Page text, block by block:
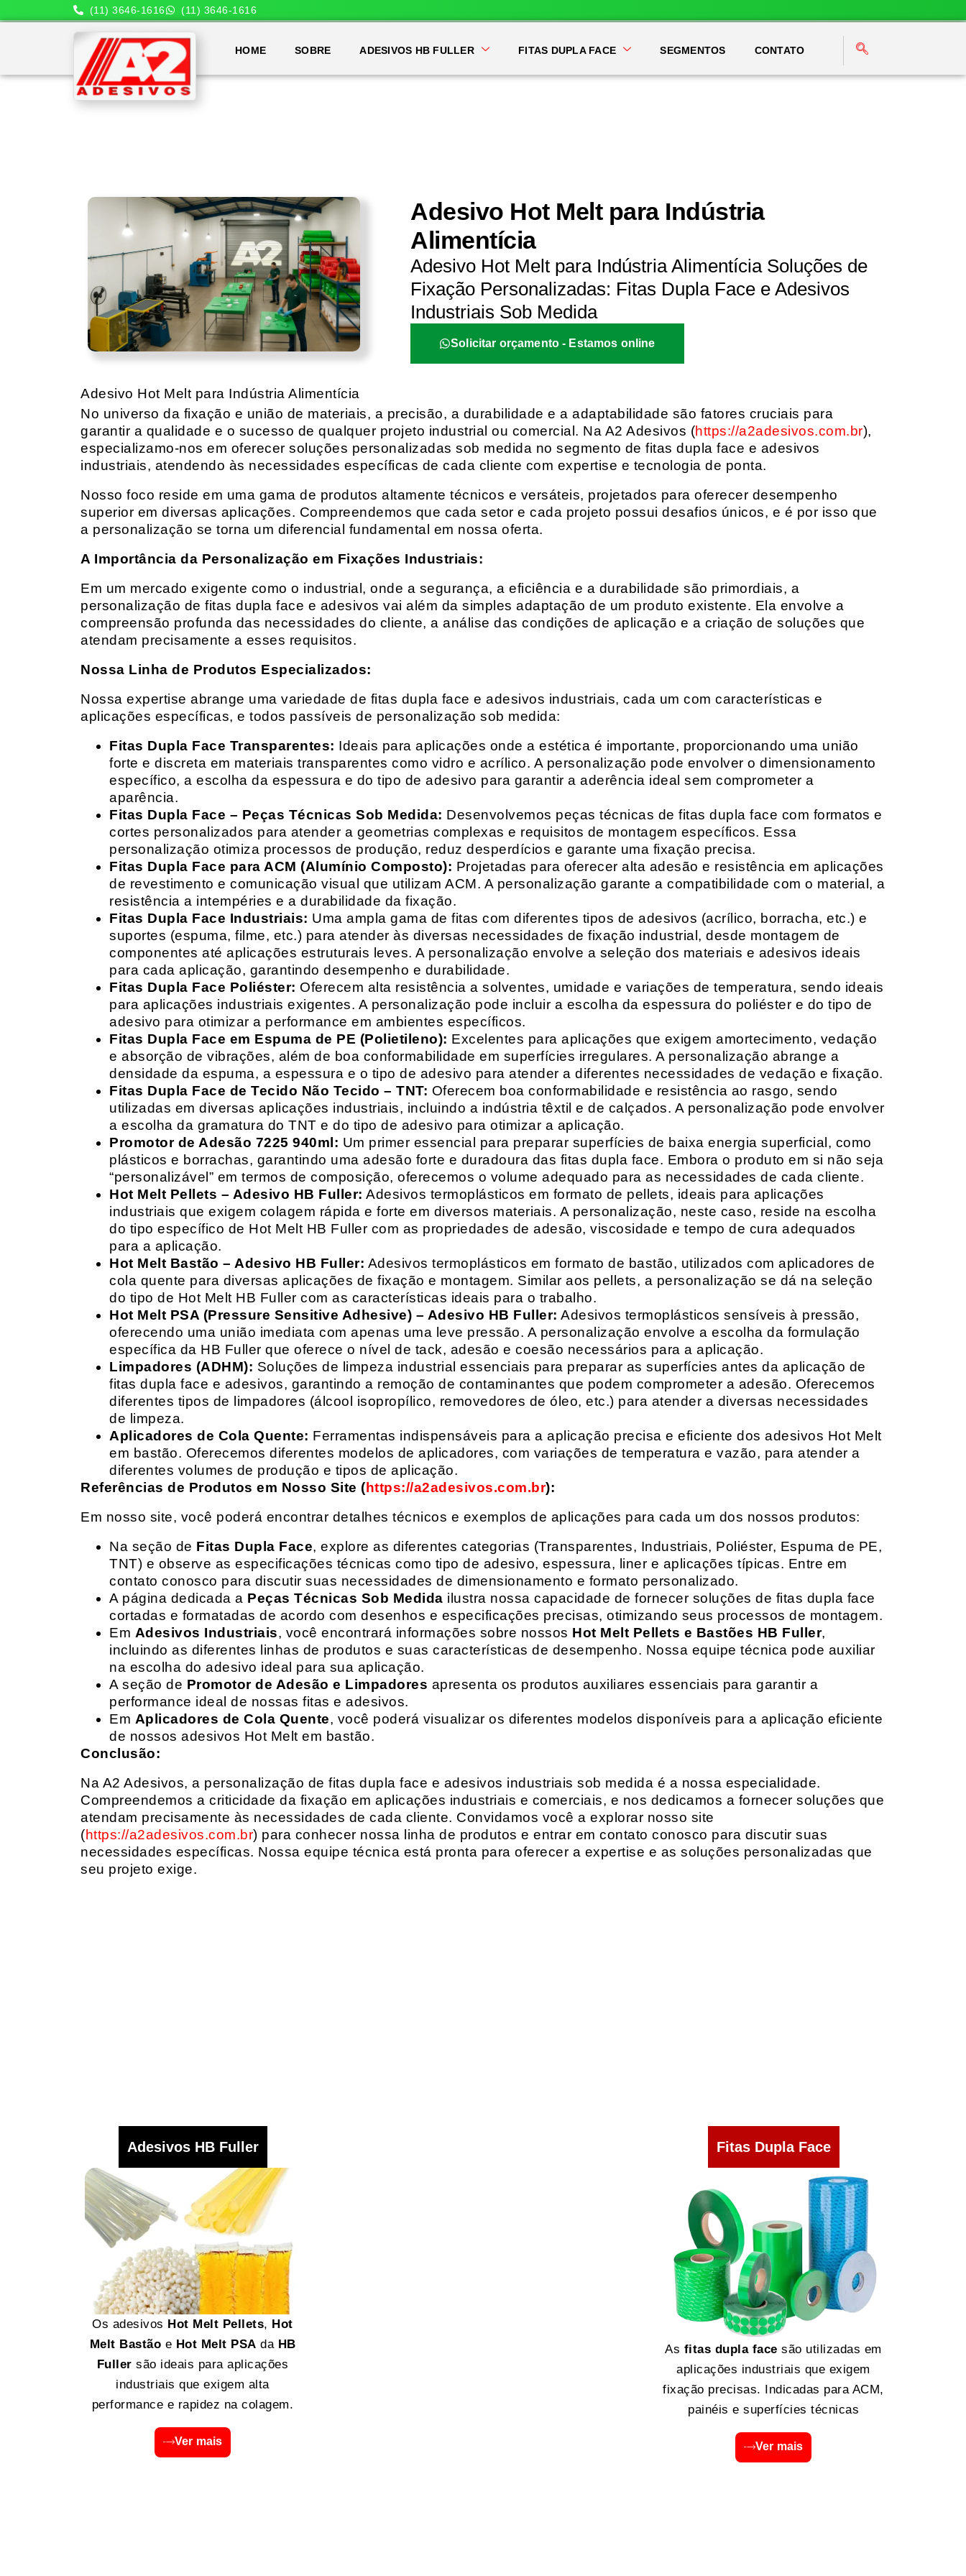
(11) 3646-1616 (11) 3646-1616
HOME SOBRE ADESIVOS HB FULLER FITAS DUPLA FACE SEGMENTOS CONTATO
Adesivo Hot Melt para Indústria
Alimentícia
Adesivo Hot Melt para Indústria Alimentícia Soluções de
Fixação Personalizadas: Fitas Dupla Face e Adesivos
Industriais Sob Medida
Solicitar orçamento - Estamos online
Adesivo Hot Melt para Indústria Alimentícia
No universo da fixação e união de materiais, a precisão, a durabilidade e a adaptabilidade são fatores cruciais para
garantir a qualidade e o sucesso de qualquer projeto industrial ou comercial. Na A2 Adesivos (https://a2adesivos.com.br),
especializamo-nos em oferecer soluções personalizadas sob medida no segmento de fitas dupla face e adesivos
industriais, atendendo às necessidades específicas de cada cliente com expertise e tecnologia de ponta.
Nosso foco reside em uma gama de produtos altamente técnicos e versáteis, projetados para oferecer desempenho
superior em diversas aplicações. Compreendemos que cada setor e cada projeto possui desafios únicos, e é por isso que
a personalização se torna um diferencial fundamental em nossa oferta.
A Importância da Personalização em Fixações Industriais:
Em um mercado exigente como o industrial, onde a segurança, a eficiência e a durabilidade são primordiais, a
personalização de fitas dupla face e adesivos vai além da simples adaptação de um produto existente. Ela envolve a
compreensão profunda das necessidades do cliente, a análise das condições de aplicação e a criação de soluções que
atendam precisamente a esses requisitos.
Nossa Linha de Produtos Especializados:
Nossa expertise abrange uma variedade de fitas dupla face e adesivos industriais, cada um com características e
aplicações específicas, e todos passíveis de personalização sob medida:
Fitas Dupla Face Transparentes: Ideais para aplicações onde a estética é importante, proporcionando uma união
forte e discreta em materiais transparentes como vidro e acrílico. A personalização pode envolver o dimensionamento
específico, a escolha da espessura e do tipo de adesivo para garantir a aderência ideal sem comprometer a
aparência.
Fitas Dupla Face – Peças Técnicas Sob Medida: Desenvolvemos peças técnicas de fitas dupla face com formatos e
cortes personalizados para atender a geometrias complexas e requisitos de montagem específicos. Essa
personalização otimiza processos de produção, reduz desperdícios e garante uma fixação precisa.
Fitas Dupla Face para ACM (Alumínio Composto): Projetadas para oferecer alta adesão e resistência em aplicações
de revestimento e comunicação visual que utilizam ACM. A personalização garante a compatibilidade com o material, a
resistência a intempéries e a durabilidade da fixação.
Fitas Dupla Face Industriais: Uma ampla gama de fitas com diferentes tipos de adesivos (acrílico, borracha, etc.) e
suportes (espuma, filme, etc.) para atender às diversas necessidades de fixação industrial, desde montagem de
componentes até aplicações estruturais leves. A personalização envolve a seleção dos materiais e adesivos ideais
para cada aplicação, garantindo desempenho e durabilidade.
Fitas Dupla Face Poliéster: Oferecem alta resistência a solventes, umidade e variações de temperatura, sendo ideais
para aplicações industriais exigentes. A personalização pode incluir a escolha da espessura do poliéster e do tipo de
adesivo para otimizar a performance em ambientes específicos.
Fitas Dupla Face em Espuma de PE (Polietileno): Excelentes para aplicações que exigem amortecimento, vedação
e absorção de vibrações, além de boa conformabilidade em superfícies irregulares. A personalização abrange a
densidade da espuma, a espessura e o tipo de adesivo para atender a diferentes necessidades de vedação e fixação.
Fitas Dupla Face de Tecido Não Tecido – TNT: Oferecem boa conformabilidade e resistência ao rasgo, sendo
utilizadas em diversas aplicações industriais, incluindo a indústria têxtil e de calçados. A personalização pode envolver
a escolha da gramatura do TNT e do tipo de adesivo para otimizar a aplicação.
Promotor de Adesão 7225 940ml: Um primer essencial para preparar superfícies de baixa energia superficial, como
plásticos e borrachas, garantindo uma adesão forte e duradoura das fitas dupla face. Embora o produto em si não seja
“personalizável” em termos de composição, oferecemos o volume adequado para as necessidades de cada cliente.
Hot Melt Pellets – Adesivo HB Fuller: Adesivos termoplásticos em formato de pellets, ideais para aplicações
industriais que exigem colagem rápida e forte em diversos materiais. A personalização, neste caso, reside na escolha
do tipo específico de Hot Melt HB Fuller com as propriedades de adesão, viscosidade e tempo de cura adequados
para a aplicação.
Hot Melt Bastão – Adesivo HB Fuller: Adesivos termoplásticos em formato de bastão, utilizados com aplicadores de
cola quente para diversas aplicações de fixação e montagem. Similar aos pellets, a personalização se dá na seleção
do tipo de Hot Melt HB Fuller com as características ideais para o trabalho.
Hot Melt PSA (Pressure Sensitive Adhesive) – Adesivo HB Fuller: Adesivos termoplásticos sensíveis à pressão,
oferecendo uma união imediata com apenas uma leve pressão. A personalização envolve a escolha da formulação
específica da HB Fuller que oferece o nível de tack, adesão e coesão necessários para a aplicação.
Limpadores (ADHM): Soluções de limpeza industrial essenciais para preparar as superfícies antes da aplicação de
fitas dupla face e adesivos, garantindo a remoção de contaminantes que podem comprometer a adesão. Oferecemos
diferentes tipos de limpadores (álcool isopropílico, removedores de óleo, etc.) para atender a diversas necessidades
de limpeza.
Aplicadores de Cola Quente: Ferramentas indispensáveis para a aplicação precisa e eficiente dos adesivos Hot Melt
em bastão. Oferecemos diferentes modelos de aplicadores, com variações de temperatura e vazão, para atender a
diferentes volumes de produção e tipos de aplicação.
Referências de Produtos em Nosso Site (https://a2adesivos.com.br):
Em nosso site, você poderá encontrar detalhes técnicos e exemplos de aplicações para cada um dos nossos produtos:
Na seção de Fitas Dupla Face, explore as diferentes categorias (Transparentes, Industriais, Poliéster, Espuma de PE,
TNT) e observe as especificações técnicas como tipo de adesivo, espessura, liner e aplicações típicas. Entre em
contato conosco para discutir suas necessidades de dimensionamento e formato personalizado.
A página dedicada a Peças Técnicas Sob Medida ilustra nossa capacidade de fornecer soluções de fitas dupla face
cortadas e formatadas de acordo com desenhos e especificações precisas, otimizando seus processos de montagem.
Em Adesivos Industriais, você encontrará informações sobre nossos Hot Melt Pellets e Bastões HB Fuller,
incluindo as diferentes linhas de produtos e suas características de desempenho. Nossa equipe técnica pode auxiliar
na escolha do adesivo ideal para sua aplicação.
A seção de Promotor de Adesão e Limpadores apresenta os produtos auxiliares essenciais para garantir a
performance ideal de nossas fitas e adesivos.
Em Aplicadores de Cola Quente, você poderá visualizar os diferentes modelos disponíveis para a aplicação eficiente
de nossos adesivos Hot Melt em bastão.
Conclusão:
Na A2 Adesivos, a personalização de fitas dupla face e adesivos industriais sob medida é a nossa especialidade.
Compreendemos a criticidade da fixação em aplicações industriais e comerciais, e nos dedicamos a fornecer soluções que
atendam precisamente às necessidades de cada cliente. Convidamos você a explorar nosso site
(https://a2adesivos.com.br) para conhecer nossa linha de produtos e entrar em contato conosco para discutir suas
necessidades específicas. Nossa equipe técnica está pronta para oferecer a expertise e as soluções personalizadas que
seu projeto exige.
Adesivos HB Fuller
Os adesivos Hot Melt Pellets, Hot
Melt Bastão e Hot Melt PSA da HB
Fuller são ideais para aplicações
industriais que exigem alta
performance e rapidez na colagem.
Ver mais
Fitas Dupla Face
As fitas dupla face são utilizadas em
aplicações industriais que exigem
fixação precisas. Indicadas para ACM,
painéis e superfícies técnicas
Ver mais